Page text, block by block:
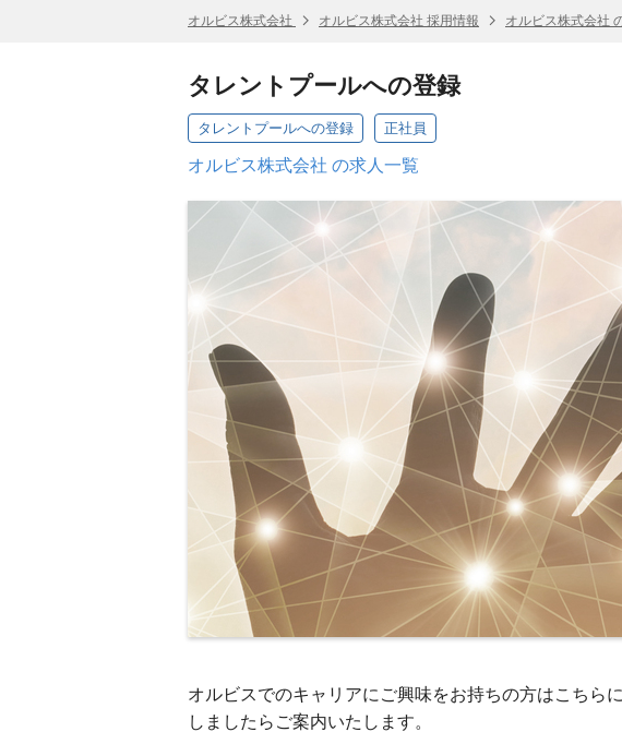
オルビス株式会社 オルビス株式会社 採用情報 オルビス株式会社
タレントプールへの登録
タレントプールへの登録 正社員
オルビス株式会社 の求人一覧
オルビスでのキャリアにご興味をお持ちの方はこちら
しましたらご案内いたします。